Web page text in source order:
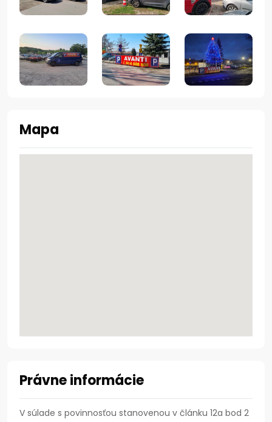
Mapa
Právne informácie
V súlade s povinnosťou stanovenou v článku 12a bod 2